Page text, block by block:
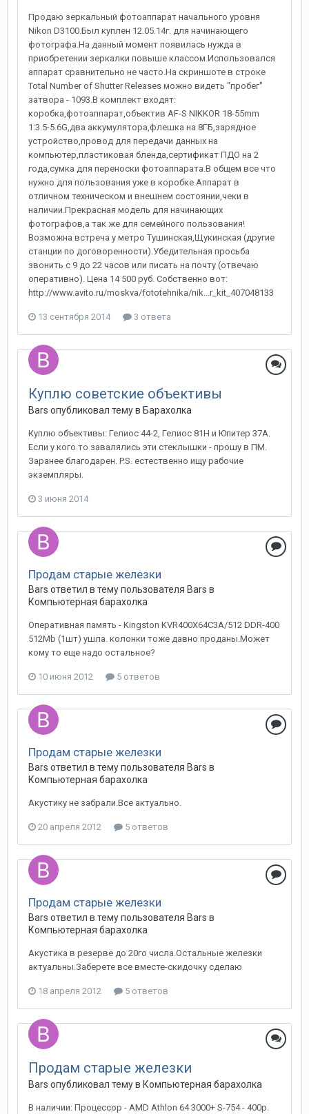
Продаю зеркальный фотоаппарат начального уровня
Nikon D3100.Был куплен 12.05.14г. для начинающего
фотографа.На данный момент появилась нужда в
приобретении зеркалки повыше классом.Использовался
аппарат сравнительно не часто.На скриншоте в строке
Total Number of Shutter Releases можно видеть "пробег"
затвора - 1093.В комплект входят:
коробка,фотоаппарат,объектив AF-S NIKKOR 18-55mm
1:3.5-5.6G,два аккумулятора,флешка на 8ГБ,зарядное
устройство,провод для передачи данных на
компьютер,пластиковая бленда,сертификат ПДО на 2
года,сумка для переноски фотоаппарата.В общем все что
нужно для пользования уже в коробке.Аппарат в
отличном техническом и внешнем состоянии,чеки в
наличии.Прекрасная модель для начинающих
фотографов,а так же для семейного пользования!
Возможна встреча у метро Тушинская,Щукинская (другие
станции по договоренности).Убедительная просьба
звонить с 9 до 22 часов или писать на почту (отвечаю
оперативно). Цена 14 500 руб. Собственно вот:
http://www.avito.ru/moskva/fototehnika/nik...r_kit_407048133
13 сентября 2014 3 ответа
Куплю советские объективы
Bars опубликовал тему в Барахолка
Куплю объективы: Гелиос 44-2, Гелиос 81Н и Юпитер 37А.
Если у кого то завалялись эти стеклышки - прошу в ПМ.
Заранее благодарен. P.S. естественно ищу рабочие
экземпляры.
3 июня 2014
Продам старые железки
Bars ответил в тему пользователя Bars в
Компьютерная барахолка
Оперативная память - Kingston KVR400X64C3A/512 DDR-400
512Mb (1шт) ушла. колонки тоже давно проданы.Может
кому то еще надо остальное?
10 июня 2012 5 ответов
Продам старые железки
Bars ответил в тему пользователя Bars в
Компьютерная барахолка
Акустику не забрали.Все актуально.
20 апреля 2012 5 ответов
Продам старые железки
Bars ответил в тему пользователя Bars в
Компьютерная барахолка
Акустика в резерве до 20го числа.Остальные железки
актуальны.Заберете все вместе-скидочку сделаю
18 апреля 2012 5 ответов
Продам старые железки
Bars опубликовал тему в Компьютерная барахолка
В наличии: Процессор - AMD Athlon 64 3000+ S-754 - 400р.